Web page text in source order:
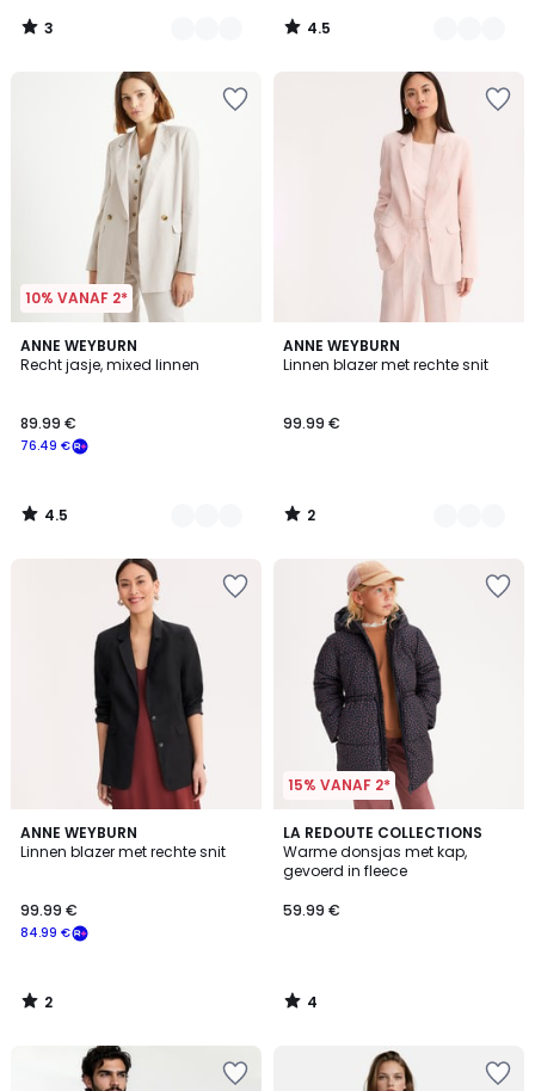
3
/
4.5
/
10% VANAF 2*
ANNE WEYBURN
Recht jasje, mixed linnen
76.49 €
89.99 €
4.5
/ 5
2
Kleuren
4.5
/
ANNE WEYBURN
Linnen blazer met rechte snit
99.99 €
2
/
2
Kleuren
2
/
ANNE WEYBURN
Linnen blazer met rechte snit
84.99 €
99.99 €
2
/
2
/
15% VANAF 2*
LA REDOUTE COLLECTIONS
Warme donsjas met kap,
gevoerd in fleece
59.99 €
4
/
5
4
/